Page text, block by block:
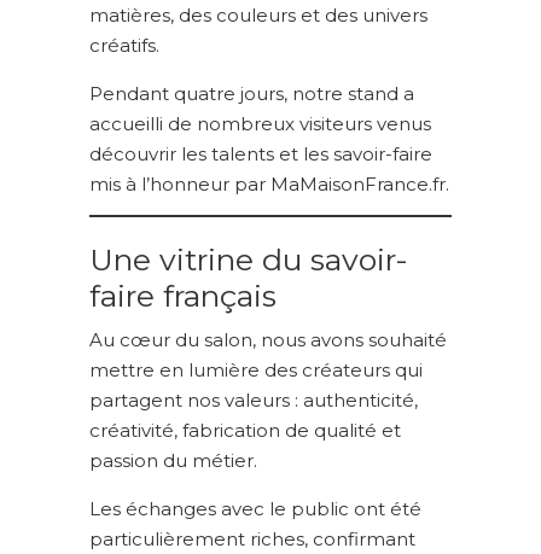
matières, des couleurs et des univers
créatifs.
Pendant quatre jours, notre stand a
accueilli de nombreux visiteurs venus
découvrir les talents et les savoir-faire
mis à l’honneur par MaMaisonFrance.fr.
Une vitrine du savoir-
faire français
Au cœur du salon, nous avons souhaité
mettre en lumière des créateurs qui
partagent nos valeurs : authenticité,
créativité, fabrication de qualité et
passion du métier.
Les échanges avec le public ont été
particulièrement riches, confirmant